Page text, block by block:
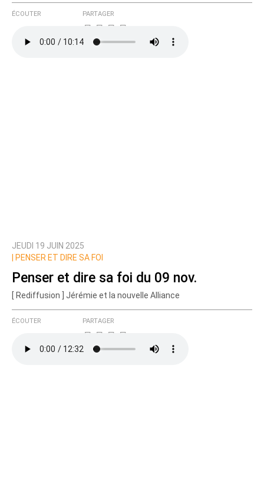
Ajoutez votre commentaire ici
Prévenez-moi de tous les nouveaux commentaires
ÉCOUTER PARTAGER
JEUDI 19 JUIN 2025
PENSER ET DIRE SA FOI
Penser et dire sa foi du 09 nov.
[ Rediffusion ] Jérémie et la nouvelle Alliance
ÉCOUTER PARTAGER